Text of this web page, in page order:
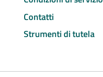
Contatti
Strumenti di tutela